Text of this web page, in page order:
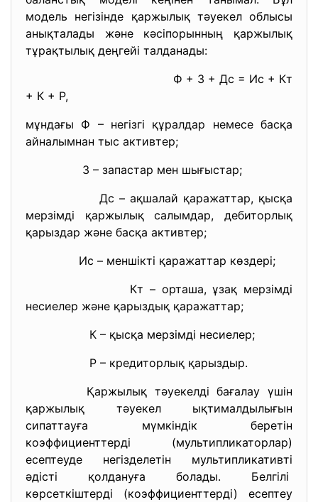
модель негізінде қаржылық тәуекел облысы
анықталады және кәсіпорынның қаржылық
тұрақтылық деңгейі талданады:
Ф + З + Дс = Ис + Кт
+ К + Р,
мұндағы Ф – негізгі құралдар немесе басқа
айналымнан тыс активтер;
З – запастар мен шығыстар;
Дс – ақшалай қаражаттар, қысқа
мерзімді қаржылық салымдар, дебиторлық
қарыздар және басқа активтер;
Ис – меншікті қаражаттар көздері;
Кт – орташа, ұзақ мерзімді
несиелер және қарыздық қаражаттар;
К – қысқа мерзімді несиелер;
Р – кредиторлық қарыздыр.
Қаржылық тәуекелді бағалау үшін
қаржылық тәуекел ықтималдылығын
сипаттауға мүмкіндік беретін
коэффициенттерді (мультипликаторлар)
есептеуде негізделетін мультипликативті
әдісті қолдануға болады. Белгілі
көрсеткіштерді (коэффициенттерді) есептеу